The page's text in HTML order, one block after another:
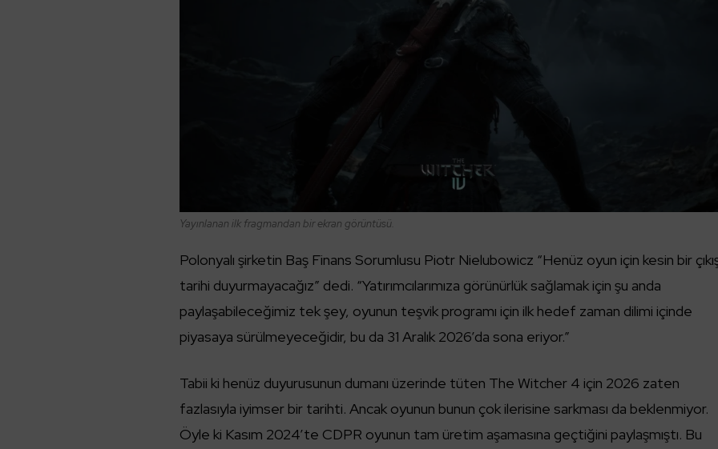
Yayınlanan ilk fragmandan bir ekran görüntüsü.
Polonyalı şirketin Baş Finans Sorumlusu Piotr Nielubowicz “Henüz oyun için kesin bir
tarihi duyurmayacağız” dedi. “Yatırımcılarımıza görünürlük sağlamak için şu anda
paylaşabileceğimiz tek şey, oyunun teşvik programı için ilk hedef zaman dilimi içinde
piyasaya sürülmeyeceğidir, bu da 31 Aralık 2026’da sona eriyor.”
Tabii ki henüz duyurusunun dumanı üzerinde tüten The Witcher 4 için 2026 zaten
fazlasıyla iyimser bir tarihti. Ancak oyunun bunun çok ilerisine sarkması da beklenmiyor.
Öyle ki Kasım 2024’te CDPR oyunun tam üretim aşamasına geçtiğini paylaşmıştı. Bu